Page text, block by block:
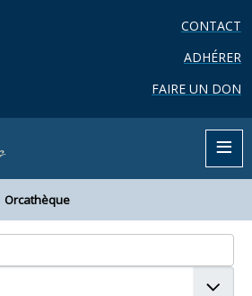
CONTACT
ADHÉRER
FAIRE UN DON
≡
Orcathèque